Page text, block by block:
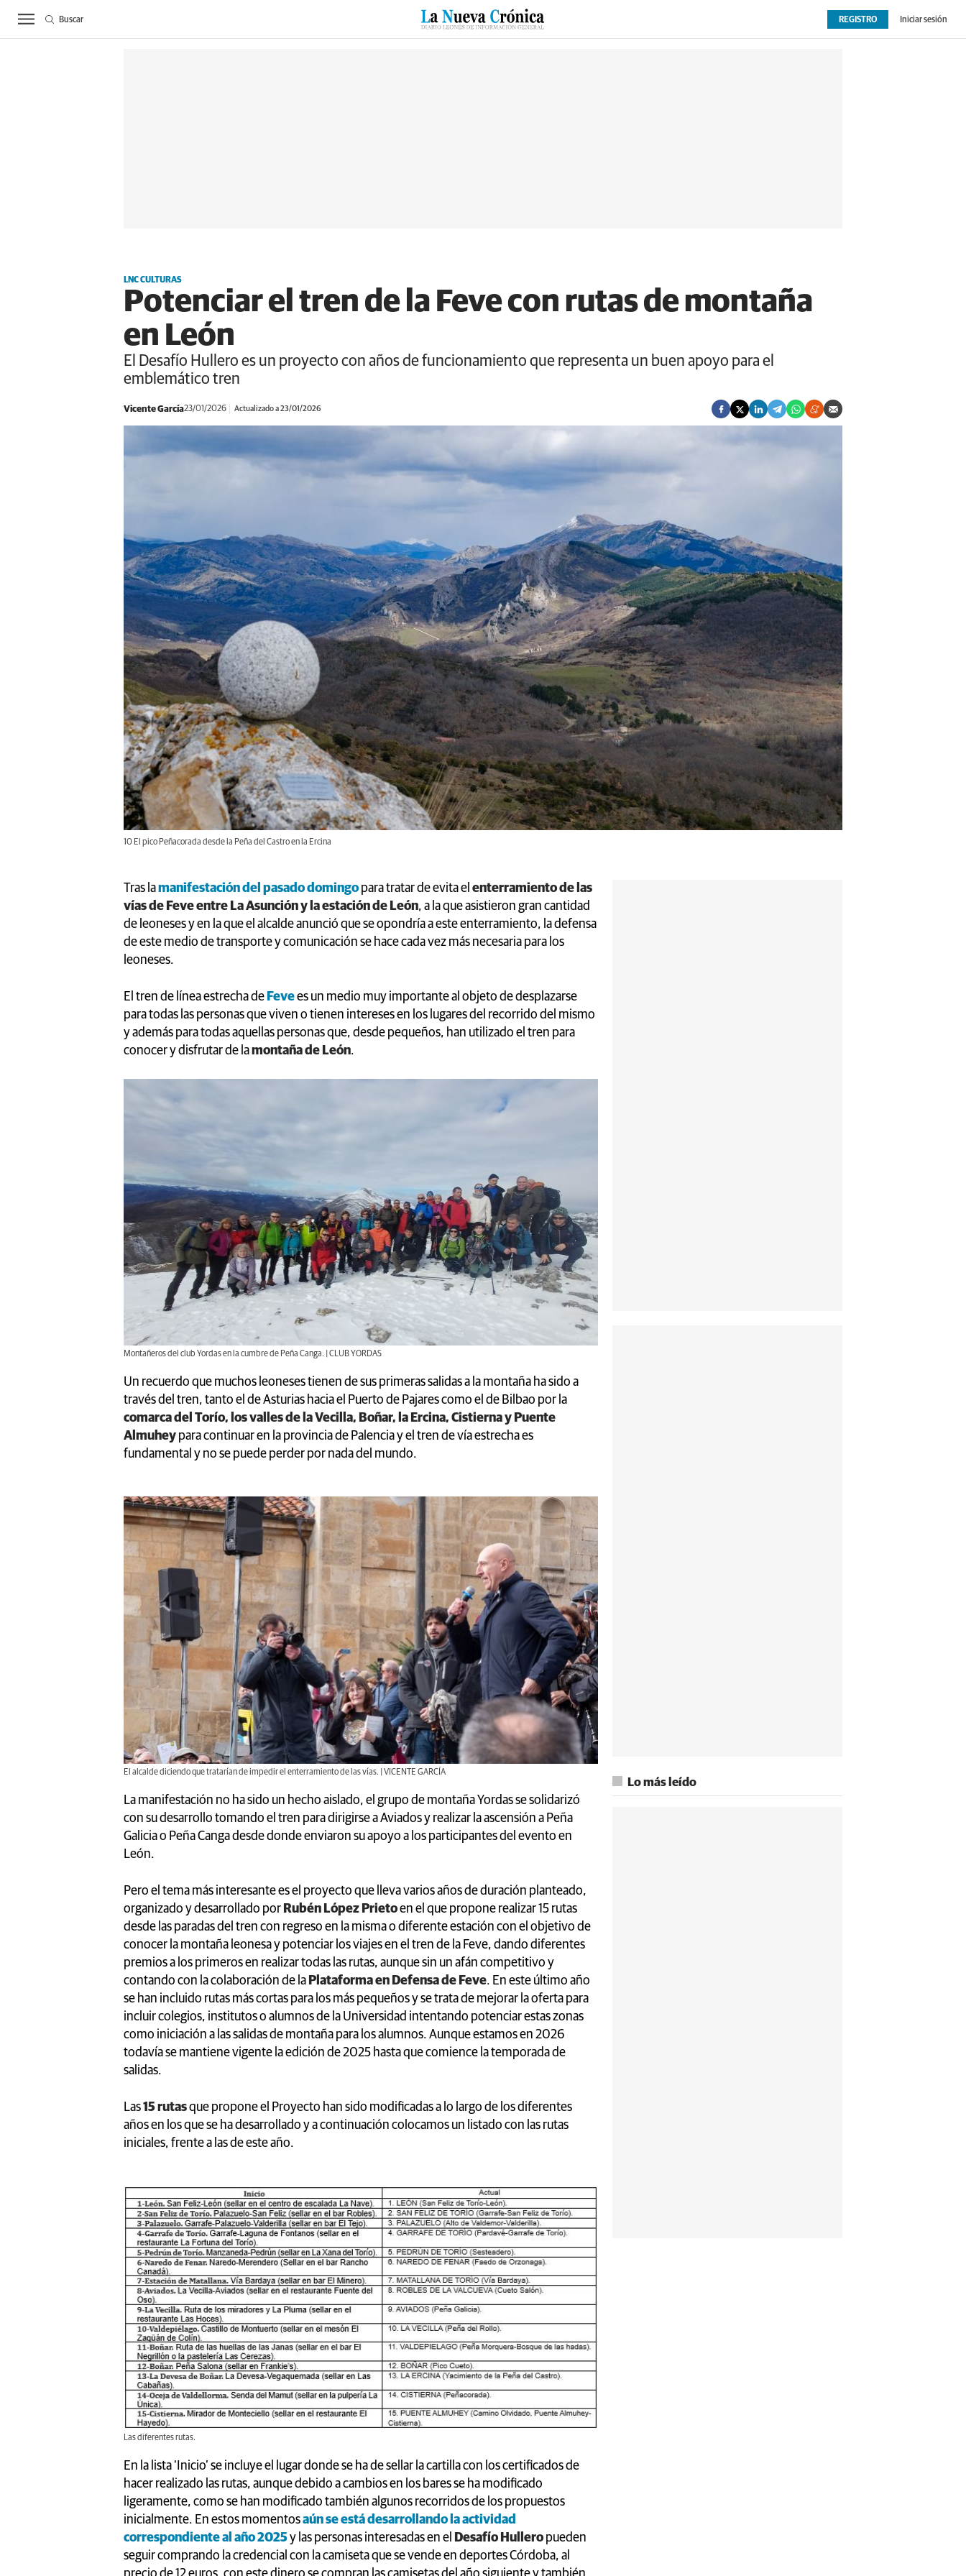
ACTUALIDAD BIERZO SUCESOS CULTURAS ESPECIALES DEPORTES OPINIÓN EXTRAS
REGISTRO Iniciar sesión
Buscar
LNC CULTURAS
Potenciar el tren de la Feve con rutas de montaña
en León
El Desafío Hullero es un proyecto con años de funcionamiento que representa un buen apoyo para el
emblemático tren
Vicente García23/01/2026 Actualizado a 23/01/2026
10 El pico Peñacorada desde la Peña del Castro en la Ercina
Tras lamanifestación del pasado domingo para tratar de evita el enterramiento de las
vías de Feve entre La Asunción y la estación de León, a la que asistieron gran cantidad
de leoneses y en la que el alcalde anunció que se opondría a este enterramiento, la defensa
de este medio de transporte y comunicación se hace cada vez más necesaria para los
leoneses.
El tren de línea estrecha de Fevees un medio muy importante al objeto de desplazarse
para todas las personas que viven o tienen intereses en los lugares del recorrido del mismo
y además para todas aquellas personas que, desde pequeños, han utilizado el tren para
conocer y disfrutar de lamontaña de León.
Montañeros del club Yordas en la cumbre de Peña Canga. | CLUB YORDAS
Un recuerdo que muchos leoneses tienen de sus primeras salidas a la montaña ha sido a
través del tren, tanto el de Asturias hacia el Puerto de Pajares como el de Bilbao por la
comarca del Torío, los valles de la Vecilla, Boñar, la Ercina, Cistierna y Puente
Almuhey para continuar en la provincia de Palencia y el tren de vía estrecha es
fundamental y no se puede perder por nada del mundo.
El alcalde diciendo que tratarían de impedir el enterramiento de las vías. | VICENTE GARCÍA
La manifestación no ha sido un hecho aislado, el grupo de montaña Yordas se solidarizó
con su desarrollo tomando el tren para dirigirse a Aviados y realizar la ascensión a Peña
Galicia o Peña Canga desde donde enviaron su apoyo a los participantes del evento en
León.
Pero el tema más interesante es el proyecto que lleva varios años de duración planteado,
organizado y desarrollado por Rubén López Prietoen el que propone realizar 15 rutas
desde las paradas del tren con regreso en la misma o diferente estación con el objetivo de
conocer la montaña leonesa y potenciar los viajes en el tren de la Feve, dando diferentes
premios a los primeros en realizar todas las rutas, aunque sin un afán competitivo y
contando con la colaboración de la Plataforma en Defensa de Feve. En este último año
se han incluido rutas más cortas para los más pequeños y se trata de mejorar la oferta para
incluir colegios, institutos o alumnos de la Universidad intentando potenciar estas zonas
como iniciación a las salidas de montaña para los alumnos. Aunque estamos en 2026
todavía se mantiene vigente la edición de 2025 hasta que comience la temporada de
salidas.
Las15 rutasque propone el Proyecto han sido modificadas a lo largo de los diferentes
años en los que se ha desarrollado y a continuación colocamos un listado con las rutas
iniciales, frente a las de este año.
Las diferentes rutas.
En la lista ‘Inicio’ se incluye el lugar donde se ha de sellar la cartilla con los certificados de
hacer realizado las rutas, aunque debido a cambios en los bares se ha modificado
ligeramente, como se han modificado también algunos recorridos de los propuestos
inicialmente. En estos momentosaún se está desarrollando la actividad
correspondiente al año 2025y las personas interesadas en el Desafío Hullero pueden
seguir comprando la credencial con la camiseta que se vende en deportes Córdoba, al
Lo más leído